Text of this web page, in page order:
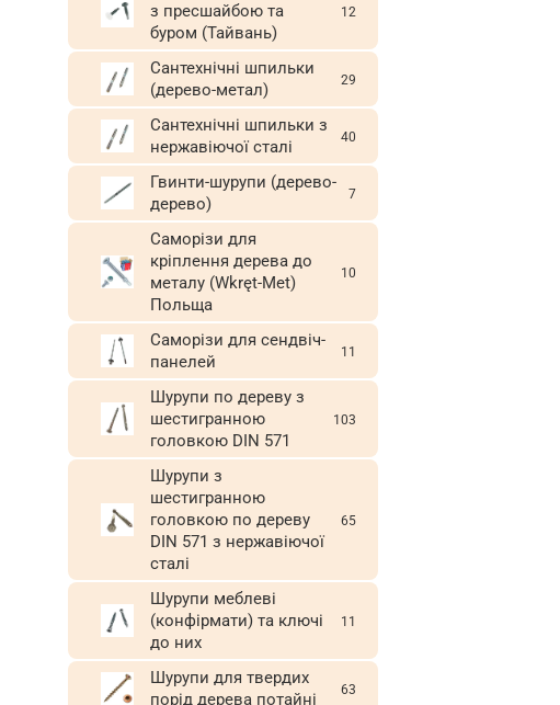
з пресшайбою та
буром (Тайвань)
12
Сантехнічні шпильки
(дерево-метал)
29
Сантехнічні шпильки з
нержавіючої сталі
40
Гвинти-шурупи (дерево-
дерево)
7
Саморізи для
кріплення дерева до
металу (Wkręt-Met)
Польща
10
Саморізи для сендвіч-
панелей
11
Шурупи по дереву з
шестигранною
головкою DIN 571
103
Шурупи з
шестигранною
головкою по дереву
DIN 571 з нержавіючої
сталі
65
Шурупи меблеві
(конфірмати) та ключі
до них
11
Шурупи для твердих
порід дерева потайні
63